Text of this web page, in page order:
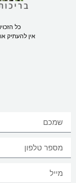
כל
אין להעתיק